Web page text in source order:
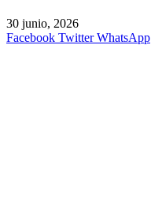
30 junio, 2026
Facebook Twitter WhatsApp